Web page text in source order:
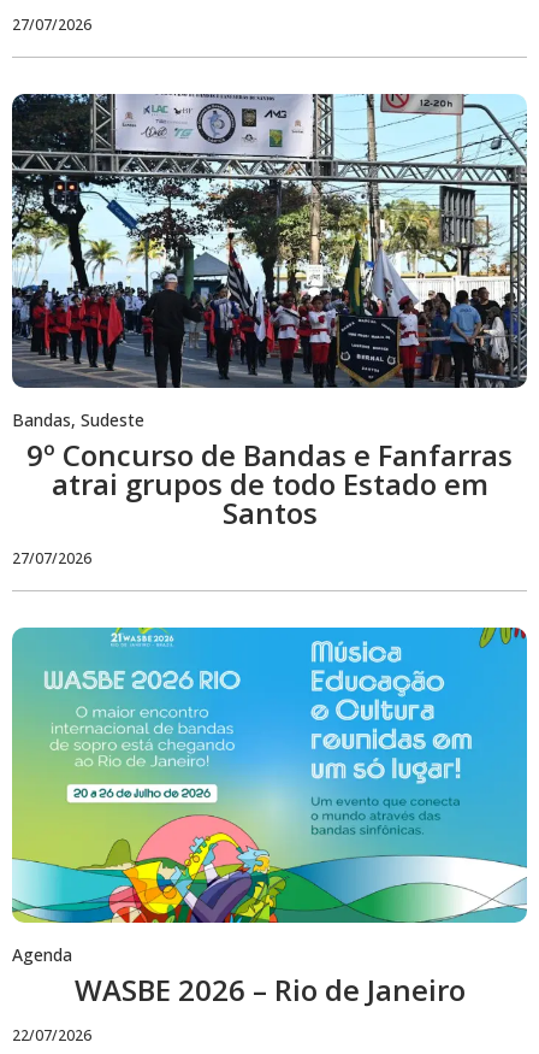
27/07/2026
Bandas, Sudeste
9º Concurso de Bandas e Fanfarras
atrai grupos de todo Estado em
Santos
27/07/2026
Agenda
WASBE 2026 – Rio de Janeiro
22/07/2026